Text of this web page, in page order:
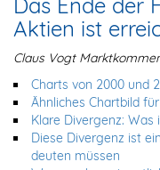
Das Ende der
Aktien ist
Claus Vogt
Charts von 2000 und
Ähnliches Chartbild
Klare Divergenz: Was
Diese Divergenz ist
deuten müssen